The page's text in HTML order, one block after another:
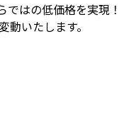
ではの低価格を実現！
いたします。